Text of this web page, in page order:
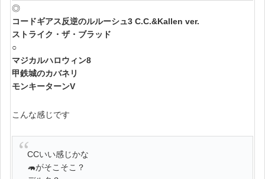
◎
コードギアス反逆のルルーシュ3 C.C.&Kallen ver.
ストライク・ザ・ブラッド
○
マジカルハロウィン8
甲鉄城のカバネリ
モンキーターンV
こんな感じです
CCいい感じかな
🦛がそこそこ？